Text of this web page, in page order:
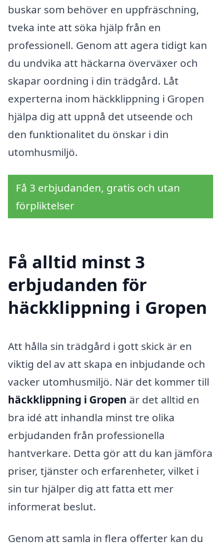
buskar som behöver en uppfräschning,
tveka inte att söka hjälp från en
professionell. Genom att agera tidigt kan
du undvika att häckarna överväxer och
skapar oordning i din trädgård. Låt
experterna inom häckklippning i Gropen
hjälpa dig att uppnå det utseende och
den funktionalitet du önskar i din
utomhusmiljö.
Få 3 erbjudanden, gratis och utan
förpliktelser
Få alltid minst 3
erbjudanden för
häckklippning i Gropen
Att hålla sin trädgård i gott skick är en
viktig del av att skapa en inbjudande och
vacker utomhusmiljö. När det kommer till
häckklippning i Gropen är det alltid en
bra idé att inhandla minst tre olika
erbjudanden från professionella
hantverkare. Detta gör att du kan jämföra
priser, tjänster och erfarenheter, vilket i
sin tur hjälper dig att fatta ett mer
informerat beslut.
Genom att samla in flera offerter kan du